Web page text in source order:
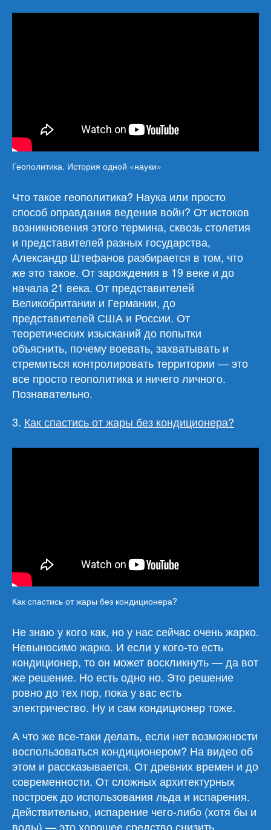
Геополитика. История одной «науки»
Что такое геополитика? Наука или просто
способ оправдания ведения войн? От истоков
возникновения этого термина, сквозь столетия
и представителей разных государства,
Александр Штефанов разбирается в том, что
же это такое. От зарождения в 19 веке и до
начала 21 века. От представителей
Великобритании и Германии, до
представителей США и России. От
теоретических изысканий до попытки
объяснить, почему воевать, захватывать и
стремиться контролировать территории — это
все просто геополитика и ничего личного.
Познавательно.
3. Как спастись от жары без кондиционера?
Как спастись от жары без кондиционера?
Не знаю у кого как, но у нас сейчас очень жарко.
Невыносимо жарко. И если у кого-то есть
кондиционер, то он может воскликнуть — да вот
же решение. Но есть одно но. Это решение
ровно до тех пор, пока у вас есть
электричество. Ну и сам кондиционер тоже.
А что же все-таки делать, если нет возможности
воспользоваться кондиционером? На видео об
этом и рассказывается. От древних времен и до
современности. От сложных архитектурных
построек до использования льда и испарения.
Действительно, испарение чего-либо (хотя бы и
воды) — это хорошее средство снизить